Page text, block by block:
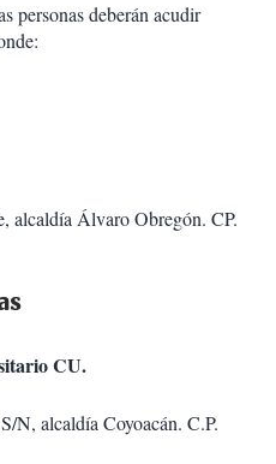
personas deberán acudir
alcaldía Álvaro Obregón. CP.
CU.
N, alcaldía Coyoacán. C.P.